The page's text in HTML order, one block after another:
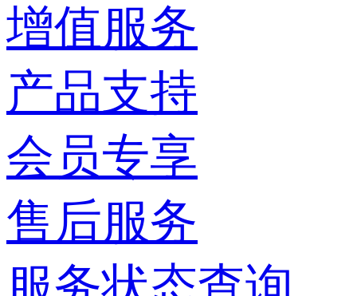
增值服务
产品支持
会员专享
售后服务